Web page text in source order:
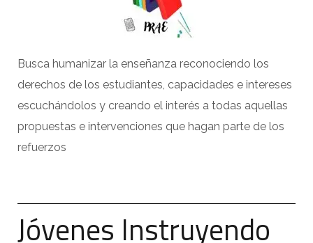
Busca humanizar la enseñanza reconociendo los
derechos de los estudiantes, capacidades e intereses
escuchándolos y creando el interés a todas aquellas
propuestas e intervenciones que hagan parte de los
refuerzos
Jóvenes Instruyendo